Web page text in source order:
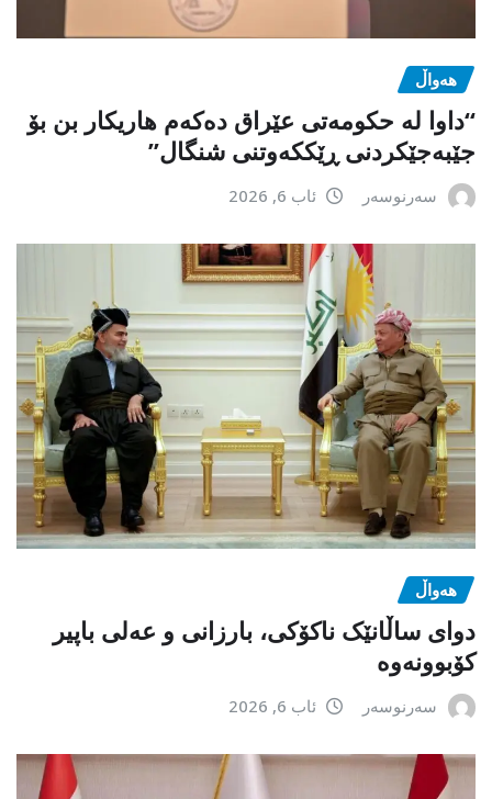
هەواڵ
“داوا لە حكومەتی عێراق دەكەم هاریكار بن بۆ
جێبەجێكردنی ڕێككەوتنی شنگال”
سەرنوسەر ئاب 6, 2026
هەواڵ
دوای ساڵانێک ناکۆکی، بارزانی و عەلی باپیر
کۆبوونەوە
سەرنوسەر ئاب 6, 2026